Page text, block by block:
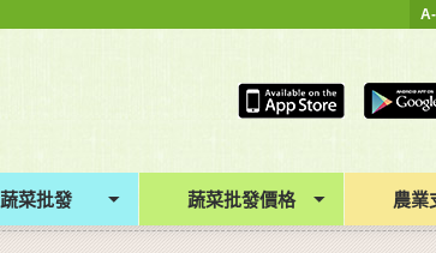
A-
蔬菜批發 蔬菜批發價格 農業